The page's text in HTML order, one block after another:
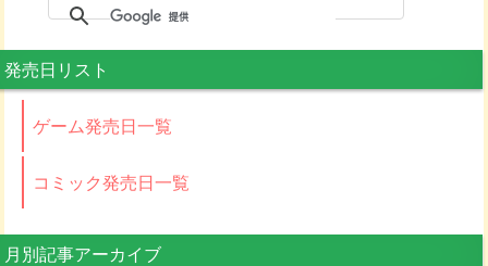
発売日リスト
ゲーム発売日一覧
コミック発売日一覧
月別記事アーカイブ